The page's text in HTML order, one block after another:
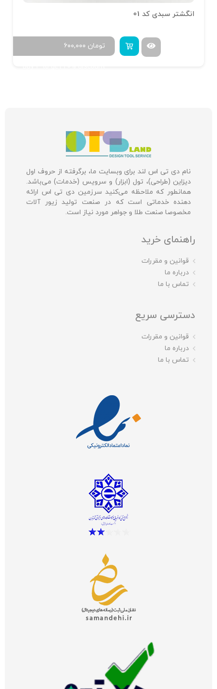
انگشتر سبدی کد 01
۶۰۰,۰۰۰ تومان
نام دی تی اس لند برای وبسایت ما، برگرفته از حروف اول
دیزاین (طراحی)، تول (ابزار) و سرویس (خدمات) می‌باشد.
همانطور که ملاحظه می‌کنید سرزمین دی تی اس ارائه
دهنده خدماتی است که در صنعت تولید زیور آلات
مخصوصا صنعت طلا و جواهر مورد نیاز است.
راهنمای خرید
قوانین و مقررات
درباره ما
تماس با ما
دسترسی سریع
قوانین و مقررات
درباره ما
تماس با ما